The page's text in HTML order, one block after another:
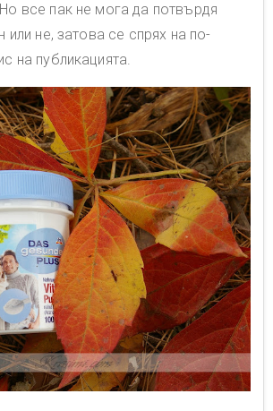
все пак не мога да потвърдя
или не, затова се спрях на по-
на публикацията.